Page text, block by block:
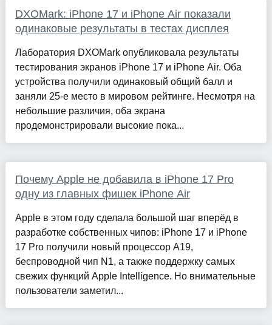
DXOMark: iPhone 17 и iPhone Air показали
одинаковые результаты в тестах дисплея
Лаборатория DXOMark опубликовала результаты
тестирования экранов iPhone 17 и iPhone Air. Оба
устройства получили одинаковый общий балл и
заняли 25-е место в мировом рейтинге. Несмотря на
небольшие различия, оба экрана
продемонстрировали высокие пока...
Почему Apple не добавила в iPhone 17 Pro
одну из главных фишек iPhone Air
Apple в этом году сделала большой шаг вперёд в
разработке собственных чипов: iPhone 17 и iPhone
17 Pro получили новый процессор A19,
беспроводной чип N1, а также поддержку самых
свежих функций Apple Intelligence. Но внимательные
пользователи заметил...